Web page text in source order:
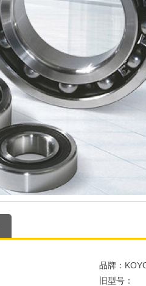
品牌：
旧型号：